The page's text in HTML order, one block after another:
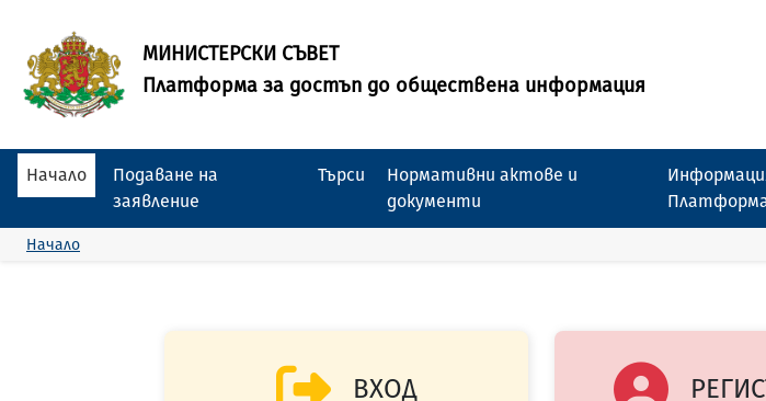
МИНИСТЕРСКИ СЪВЕТ
Платформа за достъп до обществена информация
Начало
Подаване на
заявление
Търси
Нормативни актове и
документи
Начало
ВХОД